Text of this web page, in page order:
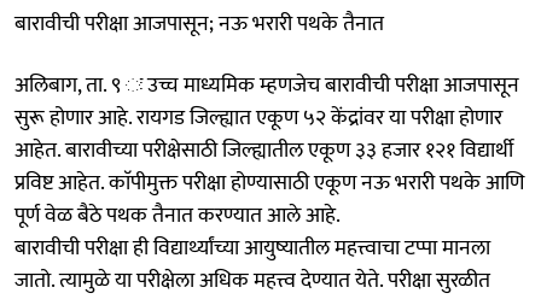
बारावीची परीक्षा आजपासून; नऊ भरारी पथके तैनात
अलिबाग, ता. ९ ः उच्च माध्यमिक म्हणजेच बारावीची परीक्षा आजपासून
सुरू होणार आहे. रायगड जिल्ह्यात एकूण ५२ केंद्रांवर या परीक्षा होणार
आहेत. बारावीच्या परीक्षेसाठी जिल्ह्यातील एकूण ३३ हजार १२१ विद्यार्थी
प्रविष्ट आहेत. काॅपीमुक्त परीक्षा होण्यासाठी एकूण नऊ भरारी पथके आणि
पूर्ण वेळ बैठे पथक तैनात करण्यात आले आहे.
बारावीची परीक्षा ही विद्यार्थ्यांच्या आयुष्यातील महत्त्वाचा टप्पा मानला
जातो. त्यामुळे या परीक्षेला अधिक महत्त्व देण्यात येते. परीक्षा सुरळीत